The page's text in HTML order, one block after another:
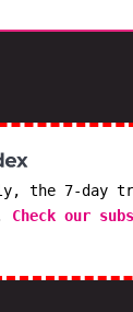
the 7-day
Check our